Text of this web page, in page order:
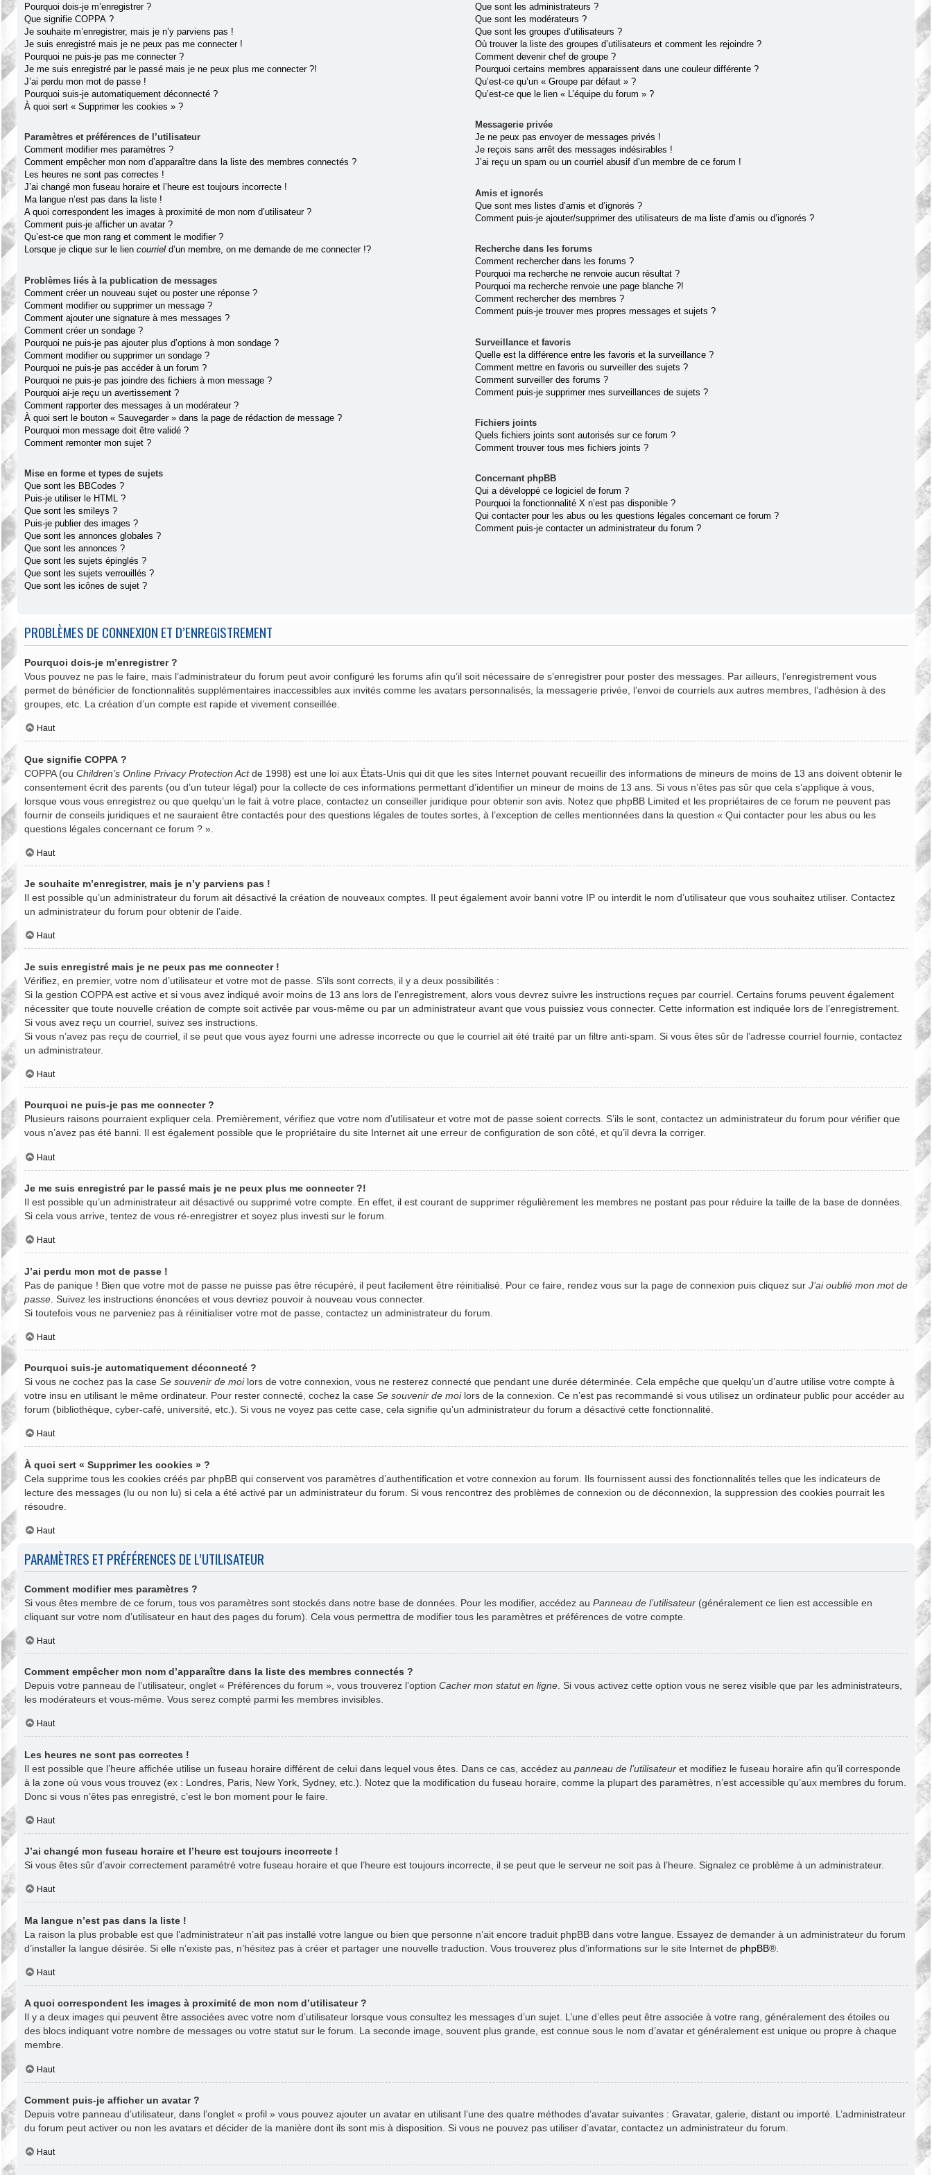
Pourquoi dois-je m’enregistrer ?
Que signifie COPPA ?
Je souhaite m’enregistrer, mais je n’y parviens pas !
Je suis enregistré mais je ne peux pas me connecter !
Pourquoi ne puis-je pas me connecter ?
Je me suis enregistré par le passé mais je ne peux plus me connecter ?!
J’ai perdu mon mot de passe !
Pourquoi suis-je automatiquement déconnecté ?
À quoi sert « Supprimer les cookies » ?
Paramètres et préférences de l’utilisateur
Comment modifier mes paramètres ?
Comment empêcher mon nom d’apparaître dans la liste des membres connectés ?
Les heures ne sont pas correctes !
J’ai changé mon fuseau horaire et l’heure est toujours incorrecte !
Ma langue n’est pas dans la liste !
A quoi correspondent les images à proximité de mon nom d’utilisateur ?
Comment puis-je afficher un avatar ?
Qu’est-ce que mon rang et comment le modifier ?
Lorsque je clique sur le lien courriel d’un membre, on me demande de me connecter !?
Problèmes liés à la publication de messages
Comment créer un nouveau sujet ou poster une réponse ?
Comment modifier ou supprimer un message ?
Comment ajouter une signature à mes messages ?
Comment créer un sondage ?
Pourquoi ne puis-je pas ajouter plus d’options à mon sondage ?
Comment modifier ou supprimer un sondage ?
Pourquoi ne puis-je pas accéder à un forum ?
Pourquoi ne puis-je pas joindre des fichiers à mon message ?
Pourquoi ai-je reçu un avertissement ?
Comment rapporter des messages à un modérateur ?
À quoi sert le bouton « Sauvegarder » dans la page de rédaction de message ?
Pourquoi mon message doit être validé ?
Comment remonter mon sujet ?
Mise en forme et types de sujets
Que sont les BBCodes ?
Puis-je utiliser le HTML ?
Que sont les smileys ?
Puis-je publier des images ?
Que sont les annonces globales ?
Que sont les annonces ?
Que sont les sujets épinglés ?
Que sont les sujets verrouillés ?
Que sont les icônes de sujet ?
Que sont les administrateurs ?
Que sont les modérateurs ?
Que sont les groupes d’utilisateurs ?
Où trouver la liste des groupes d’utilisateurs et comment les rejoindre ?
Comment devenir chef de groupe ?
Pourquoi certains membres apparaissent dans une couleur différente ?
Qu’est-ce qu’un « Groupe par défaut » ?
Qu’est-ce que le lien « L’équipe du forum » ?
Messagerie privée
Je ne peux pas envoyer de messages privés !
Je reçois sans arrêt des messages indésirables !
J’ai reçu un spam ou un courriel abusif d’un membre de ce forum !
Amis et ignorés
Que sont mes listes d’amis et d’ignorés ?
Comment puis-je ajouter/supprimer des utilisateurs de ma liste d’amis ou d’ignorés ?
Recherche dans les forums
Comment rechercher dans les forums ?
Pourquoi ma recherche ne renvoie aucun résultat ?
Pourquoi ma recherche renvoie une page blanche ?!
Comment rechercher des membres ?
Comment puis-je trouver mes propres messages et sujets ?
Surveillance et favoris
Quelle est la différence entre les favoris et la surveillance ?
Comment mettre en favoris ou surveiller des sujets ?
Comment surveiller des forums ?
Comment puis-je supprimer mes surveillances de sujets ?
Fichiers joints
Quels fichiers joints sont autorisés sur ce forum ?
Comment trouver tous mes fichiers joints ?
Concernant phpBB
Qui a développé ce logiciel de forum ?
Pourquoi la fonctionnalité X n’est pas disponible ?
Qui contacter pour les abus ou les questions légales concernant ce forum ?
Comment puis-je contacter un administrateur du forum ?
PROBLÈMES DE CONNEXION ET D’ENREGISTREMENT
Pourquoi dois-je m’enregistrer ?
Vous pouvez ne pas le faire, mais l’administrateur du forum peut avoir configuré les forums afin qu’il soit nécessaire de s’enregistrer pour poster des messages. Par ailleurs, l’enregistrement vous
permet de bénéficier de fonctionnalités supplémentaires inaccessibles aux invités comme les avatars personnalisés, la messagerie privée, l’envoi de courriels aux autres membres, l’adhésion à des
groupes, etc. La création d’un compte est rapide et vivement conseillée.
Haut
Que signifie COPPA ?
COPPA (ou Children’s Online Privacy Protection Actde 1998) est une loi aux États-Unis qui dit que les sites Internet pouvant recueillir des informations de mineurs de moins de 13 ans doivent obtenir le
consentement écrit des parents (ou d’un tuteur légal) pour la collecte de ces informations permettant d’identifier un mineur de moins de 13 ans. Si vous n’êtes pas sûr que cela s’applique à vous,
lorsque vous vous enregistrez ou que quelqu’un le fait à votre place, contactez un conseiller juridique pour obtenir son avis. Notez que phpBB Limited et les propriétaires de ce forum ne peuvent pas
fournir de conseils juridiques et ne sauraient être contactés pour des questions légales de toutes sortes, à l’exception de celles mentionnées dans la question « Qui contacter pour les abus ou les
questions légales concernant ce forum ? ».
Haut
Je souhaite m’enregistrer, mais je n’y parviens pas !
Il est possible qu’un administrateur du forum ait désactivé la création de nouveaux comptes. Il peut également avoir banni votre IP ou interdit le nom d’utilisateur que vous souhaitez utiliser. Contactez
un administrateur du forum pour obtenir de l’aide.
Haut
Je suis enregistré mais je ne peux pas me connecter !
Vérifiez, en premier, votre nom d’utilisateur et votre mot de passe. S’ils sont corrects, il y a deux possibilités :
Si la gestion COPPA est active et si vous avez indiqué avoir moins de 13 ans lors de l’enregistrement, alors vous devrez suivre les instructions reçues par courriel. Certains forums peuvent également
nécessiter que toute nouvelle création de compte soit activée par vous-même ou par un administrateur avant que vous puissiez vous connecter. Cette information est indiquée lors de l’enregistrement.
Si vous avez reçu un courriel, suivez ses instructions.
Si vous n’avez pas reçu de courriel, il se peut que vous ayez fourni une adresse incorrecte ou que le courriel ait été traité par un filtre anti-spam. Si vous êtes sûr de l’adresse courriel fournie, contactez
un administrateur.
Haut
Pourquoi ne puis-je pas me connecter ?
Plusieurs raisons pourraient expliquer cela. Premièrement, vérifiez que votre nom d’utilisateur et votre mot de passe soient corrects. S’ils le sont, contactez un administrateur du forum pour vérifier que
vous n’avez pas été banni. Il est également possible que le propriétaire du site Internet ait une erreur de configuration de son côté, et qu’il devra la corriger.
Haut
Je me suis enregistré par le passé mais je ne peux plus me connecter ?!
Il est possible qu’un administrateur ait désactivé ou supprimé votre compte. En effet, il est courant de supprimer régulièrement les membres ne postant pas pour réduire la taille de la base de données.
Si cela vous arrive, tentez de vous ré-enregistrer et soyez plus investi sur le forum.
Haut
J’ai perdu mon mot de passe !
Pas de panique ! Bien que votre mot de passe ne puisse pas être récupéré, il peut facilement être réinitialisé. Pour ce faire, rendez vous sur la page de connexion puis cliquez sur J’ai oublié mon mot de
passe . Suivez les instructions énoncées et vous devriez pouvoir à nouveau vous connecter.
Si toutefois vous ne parveniez pas à réinitialiser votre mot de passe, contactez un administrateur du forum.
Haut
Pourquoi suis-je automatiquement déconnecté ?
Si vous ne cochez pas la case Se souvenir de moilors de votre connexion, vous ne resterez connecté que pendant une durée déterminée. Cela empêche que quelqu’un d’autre utilise votre compte à
votre insu en utilisant le même ordinateur. Pour rester connecté, cochez la case Se souvenir de moilors de la connexion. Ce n’est pas recommandé si vous utilisez un ordinateur public pour accéder au
forum (bibliothèque, cyber-café, université, etc.). Si vous ne voyez pas cette case, cela signifie qu’un administrateur du forum a désactivé cette fonctionnalité.
Haut
À quoi sert « Supprimer les cookies » ?
Cela supprime tous les cookies créés par phpBB qui conservent vos paramètres d’authentification et votre connexion au forum. Ils fournissent aussi des fonctionnalités telles que les indicateurs de
lecture des messages (lu ou non lu) si cela a été activé par un administrateur du forum. Si vous rencontrez des problèmes de connexion ou de déconnexion, la suppression des cookies pourrait les
résoudre.
Haut
PARAMÈTRES ET PRÉFÉRENCES DE L’UTILISATEUR
Comment modifier mes paramètres ?
Si vous êtes membre de ce forum, tous vos paramètres sont stockés dans notre base de données. Pour les modifier, accédez au Panneau de l’utilisateur (généralement ce lien est accessible en
cliquant sur votre nom d’utilisateur en haut des pages du forum). Cela vous permettra de modifier tous les paramètres et préférences de votre compte.
Haut
Comment empêcher mon nom d’apparaître dans la liste des membres connectés ?
Depuis votre panneau de l’utilisateur, onglet « Préférences du forum », vous trouverez l’option Cacher mon statut en ligne . Si vous activez cette option vous ne serez visible que par les administrateurs,
les modérateurs et vous-même. Vous serez compté parmi les membres invisibles.
Haut
Les heures ne sont pas correctes !
Il est possible que l’heure affichée utilise un fuseau horaire différent de celui dans lequel vous êtes. Dans ce cas, accédez au panneau de l’utilisateur et modifiez le fuseau horaire afin qu’il corresponde
à la zone où vous vous trouvez (ex : Londres, Paris, New York, Sydney, etc.). Notez que la modification du fuseau horaire, comme la plupart des paramètres, n’est accessible qu’aux membres du forum.
Donc si vous n’êtes pas enregistré, c’est le bon moment pour le faire.
Haut
J’ai changé mon fuseau horaire et l’heure est toujours incorrecte !
Si vous êtes sûr d’avoir correctement paramétré votre fuseau horaire et que l’heure est toujours incorrecte, il se peut que le serveur ne soit pas à l’heure. Signalez ce problème à un administrateur.
Haut
Ma langue n’est pas dans la liste !
La raison la plus probable est que l’administrateur n’ait pas installé votre langue ou bien que personne n’ait encore traduit phpBB dans votre langue. Essayez de demander à un administrateur du forum
d’installer la langue désirée. Si elle n’existe pas, n’hésitez pas à créer et partager une nouvelle traduction. Vous trouverez plus d’informations sur le site Internet de phpBB®.
Haut
A quoi correspondent les images à proximité de mon nom d’utilisateur ?
Il y a deux images qui peuvent être associées avec votre nom d’utilisateur lorsque vous consultez les messages d’un sujet. L’une d’elles peut être associée à votre rang, généralement des étoiles ou
des blocs indiquant votre nombre de messages ou votre statut sur le forum. La seconde image, souvent plus grande, est connue sous le nom d’avatar et généralement est unique ou propre à chaque
membre.
Haut
Comment puis-je afficher un avatar ?
Depuis votre panneau d’utilisateur, dans l’onglet « profil » vous pouvez ajouter un avatar en utilisant l’une des quatre méthodes d’avatar suivantes : Gravatar, galerie, distant ou importé. L’administrateur
du forum peut activer ou non les avatars et décider de la manière dont ils sont mis à disposition. Si vous ne pouvez pas utiliser d’avatar, contactez un administrateur du forum.
Haut